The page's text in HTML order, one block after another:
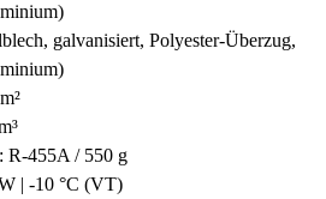
galvanisiert, Polyester-Überzug,
R-455A / 550 g
| -10 °C (VT)